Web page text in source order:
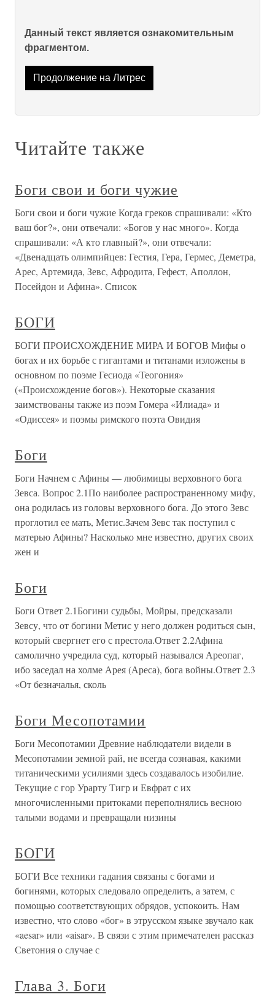
Данный текст является ознакомительным
фрагментом.
Продолжение на Литрес
Читайте также
Боги свои и боги чужие
Боги свои и боги чужие Когда греков спрашивали: «Кто
ваш бог?», они отвечали: «Богов у нас много». Когда
спрашивали: «А кто главный?», они отвечали:
«Двенадцать олимпийцев: Гестия, Гера, Гермес, Деметра,
Арес, Артемида, Зевс, Афродита, Гефест, Аполлон,
Посейдон и Афина». Список
БОГИ
БОГИ ПРОИСХОЖДЕНИЕ МИРА И БОГОВ Мифы о
богах и их борьбе с гигантами и титанами изложены в
основном по поэме Гесиода «Теогония»
(«Происхождение богов»). Некоторые сказания
заимствованы также из поэм Гомера «Илиада» и
«Одиссея» и поэмы римского поэта Овидия
Боги
Боги Начнем с Афины — любимицы верховного бога
Зевса. Вопрос 2.1По наиболее распространенному мифу,
она родилась из головы верховного бога. До этого Зевс
проглотил ее мать, Метис.Зачем Зевс так поступил с
матерью Афины? Насколько мне известно, других своих
жен и
Боги
Боги Ответ 2.1Богини судьбы, Мойры, предсказали
Зевсу, что от богини Метис у него должен родиться сын,
который свергнет его с престола.Ответ 2.2Афина
самолично учредила суд, который назывался Ареопаг,
ибо заседал на холме Арея (Ареса), бога войны.Ответ 2.3
«От безначалья, сколь
Боги Месопотамии
Боги Месопотамии Древние наблюдатели видели в
Месопотамии земной рай, не всегда сознавая, какими
титаническими усилиями здесь создавалось изобилие.
Текущие с гор Урарту Тигр и Евфрат с их
многочисленными притоками переполнялись весною
талыми водами и превращали низины
БОГИ
БОГИ Все техники гадания связаны с богами и
богинями, которых следовало определить, а затем, с
помощью соответствующих обрядов, успокоить. Нам
известно, что слово «бог» в этрусском языке звучало как
«aesar» или «aisar». В связи с этим примечателен рассказ
Светония о случае с
Глава 3. Боги